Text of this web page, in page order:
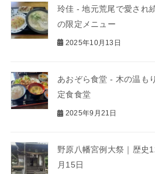
玲佳 - 地元荒尾で愛され
の限定メニュー
2025年10月13日
あおぞら食堂 - 木の温も
定食食堂
2025年9月21日
野原八幡宮例大祭｜歴史
月15日